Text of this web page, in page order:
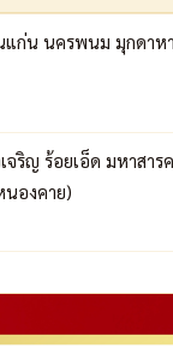
แก่น นครพนม มุกดาห
ริญ ร้อยเอ็ด มหาสาร
องคาย)